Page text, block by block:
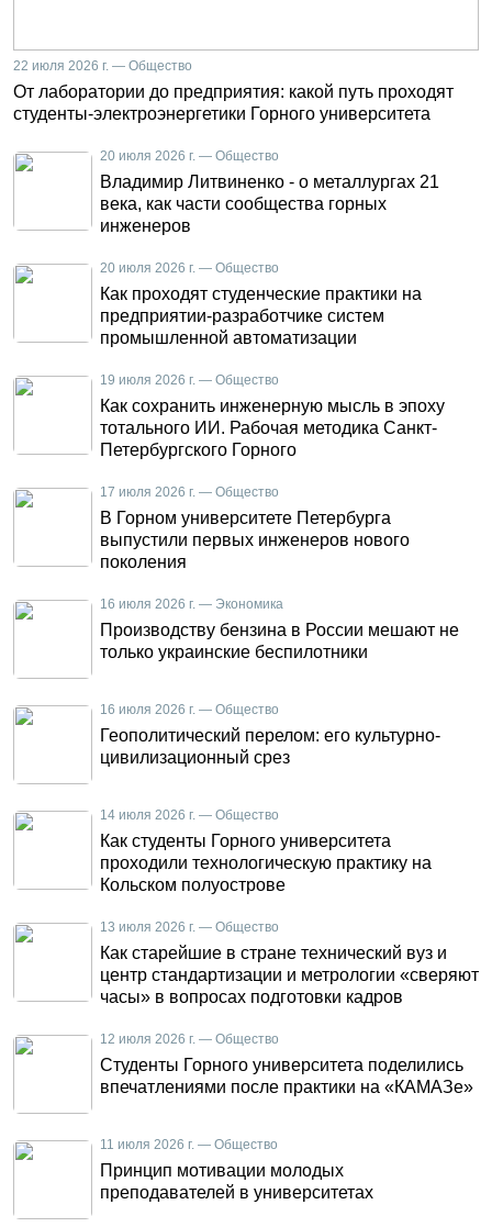
22 июля 2026 г. — Общество
От лаборатории до предприятия: какой путь проходят
студенты-электроэнергетики Горного университета
20 июля 2026 г. — Общество
Владимир Литвиненко - о металлургах 21
века, как части сообщества горных
инженеров
20 июля 2026 г. — Общество
Как проходят студенческие практики на
предприятии-разработчике систем
промышленной автоматизации
19 июля 2026 г. — Общество
Как сохранить инженерную мысль в эпоху
тотального ИИ. Рабочая методика Санкт-
Петербургского Горного
17 июля 2026 г. — Общество
В Горном университете Петербурга
выпустили первых инженеров нового
поколения
16 июля 2026 г. — Экономика
Производству бензина в России мешают не
только украинские беспилотники
16 июля 2026 г. — Общество
Геополитический перелом: его культурно-
цивилизационный срез
14 июля 2026 г. — Общество
Как студенты Горного университета
проходили технологическую практику на
Кольском полуострове
13 июля 2026 г. — Общество
Как старейшие в стране технический вуз и
центр стандартизации и метрологии «сверяют
часы» в вопросах подготовки кадров
12 июля 2026 г. — Общество
Студенты Горного университета поделились
впечатлениями после практики на «КАМАЗе»
11 июля 2026 г. — Общество
Принцип мотивации молодых
преподавателей в университетах